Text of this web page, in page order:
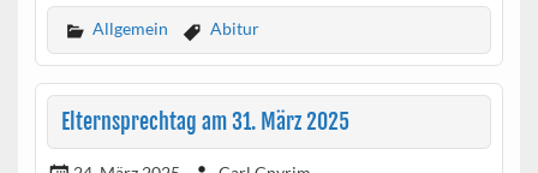
Allgemein Abitur
Elternsprechtag am 31. März 2025